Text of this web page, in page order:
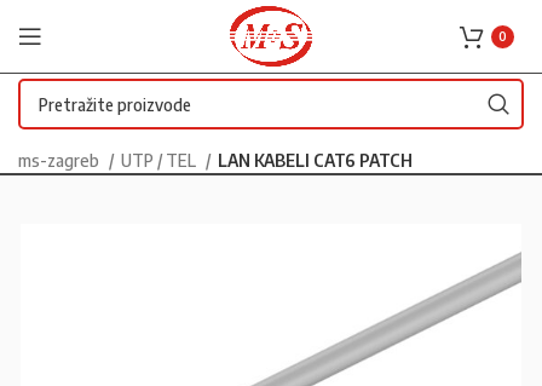
0
ms-zagreb UTP / TEL LAN KABELI CAT6 PATCH